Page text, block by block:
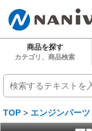
商品を探す
カテゴリ、商品検索
TOP > エンジンパーツ